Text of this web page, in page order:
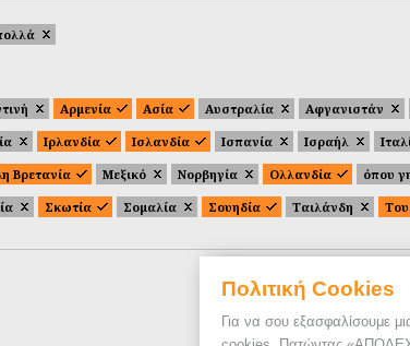
Πολιτική Cookies
Για να σου εξασφαλίσουμε
Αρμενία Ασία Αυστραλία Αφγανιστάν
Ιρλανδία Ισλανδία Ισπανία Ισραήλ
Βρετανία Μεξικό Νορβηγία Ολλανδία όπου
Σκωτία Σομαλία Σουηδία Ταιλάνδη